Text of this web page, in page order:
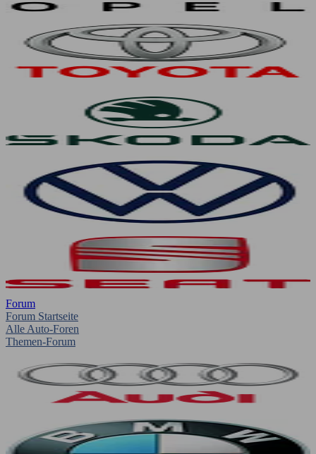
Forum
Forum Startseite
Alle Auto-Foren
Themen-Forum